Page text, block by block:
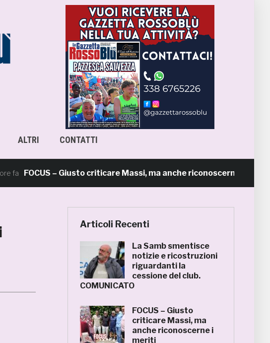
ALTRI CONTATTI
FOCUS – Giusto criticare Massi, ma anche riconoscerne i meriti
Articoli Recenti
La Samb smentisce
notizie e ricostruzioni
riguardanti la
cessione del club.
COMUNICATO
FOCUS – Giusto
criticare Massi, ma
anche riconoscerne i
meriti